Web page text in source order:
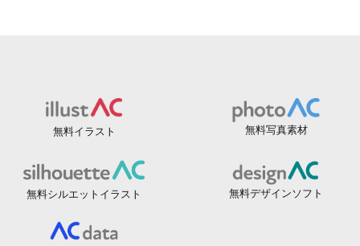
無料イラスト 無料写真素材
無料シルエットイラスト 無料デザインソフト